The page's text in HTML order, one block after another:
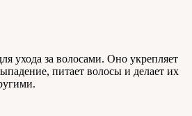
ухода за волосами. Оно укрепляет
питает волосы и делает их